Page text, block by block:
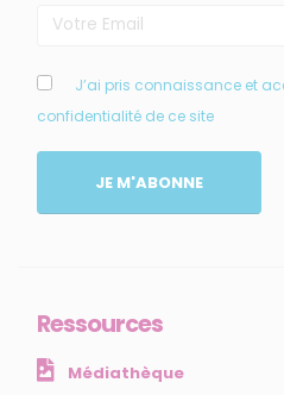
J’ai pris connaissance et
confidentialité de ce site
JE M'ABONNE
Ressources
Médiathèque
MENU
NOS SERVICES
Presse